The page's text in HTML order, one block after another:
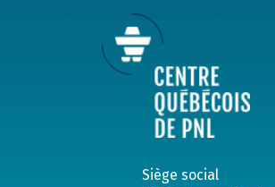
Siège social